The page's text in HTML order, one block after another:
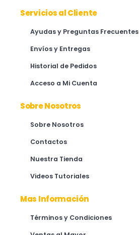
Servicios al Cliente
Ayudas y Preguntas Frecuentes
Envíos y Entregas
Historial de Pedidos
Acceso a Mi Cuenta
Sobre Nosotros
Sobre Nosotros
Contactos
Nuestra Tienda
Videos Tutoriales
Mas Información
Términos y Condiciones